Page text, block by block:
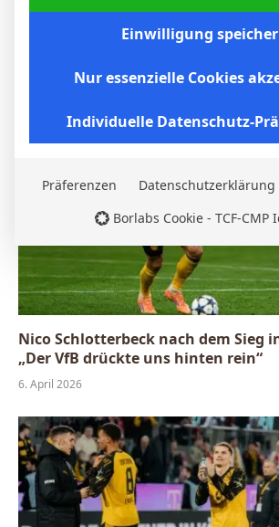
BVB – Netradio: Das Webradio von
7. Mai 2026
Nico Schlotterbeck nach dem Sieg
„Der VfB drückte uns hinten rein“
6. April 2026
Einwilligung
Nur essenzielle Cookies
Individuelle Datenschutz-
Präferenzen Datenschutzerklärung
Borlabs Cookie - TCF-CMP